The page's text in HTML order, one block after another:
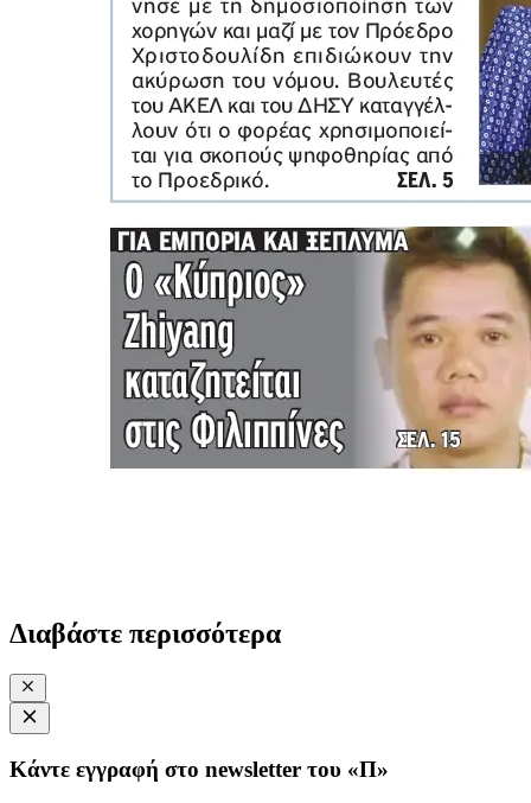
Διαβάστε περισσότερα
Κάντε εγγραφή στο newsletter του «Π»